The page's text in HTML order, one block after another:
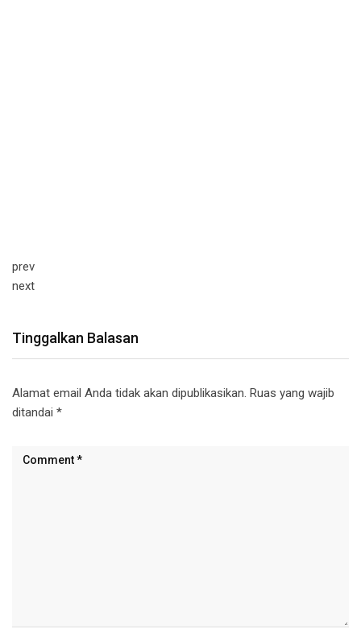
prev
next
Tinggalkan Balasan
Alamat email Anda tidak akan dipublikasikan. Ruas yang wajib
ditandai *